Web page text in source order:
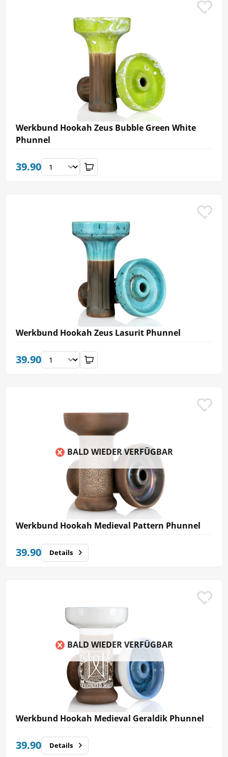
Werkbund Hookah Zeus Bubble Green White
Phunnel
39.90
Werkbund Hookah Zeus Lasurit Phunnel
39.90
BALD WIEDER VERFÜGBAR
Werkbund Hookah Medieval Pattern Phunnel
39.90 Details
BALD WIEDER VERFÜGBAR
Werkbund Hookah Medieval Geraldik Phunnel
39.90 Details